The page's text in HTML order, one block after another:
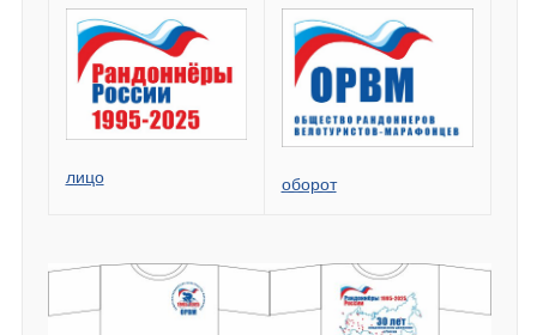
лицо оборот